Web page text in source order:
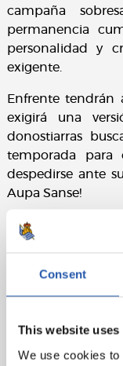
Consent
This website uses
We use cookies
campaña
permanencia
personalidad y
exigente.
Enfrente tendrán
exigirá una
donostiarras
temporada
despedirse ante
Aupa Sanse!